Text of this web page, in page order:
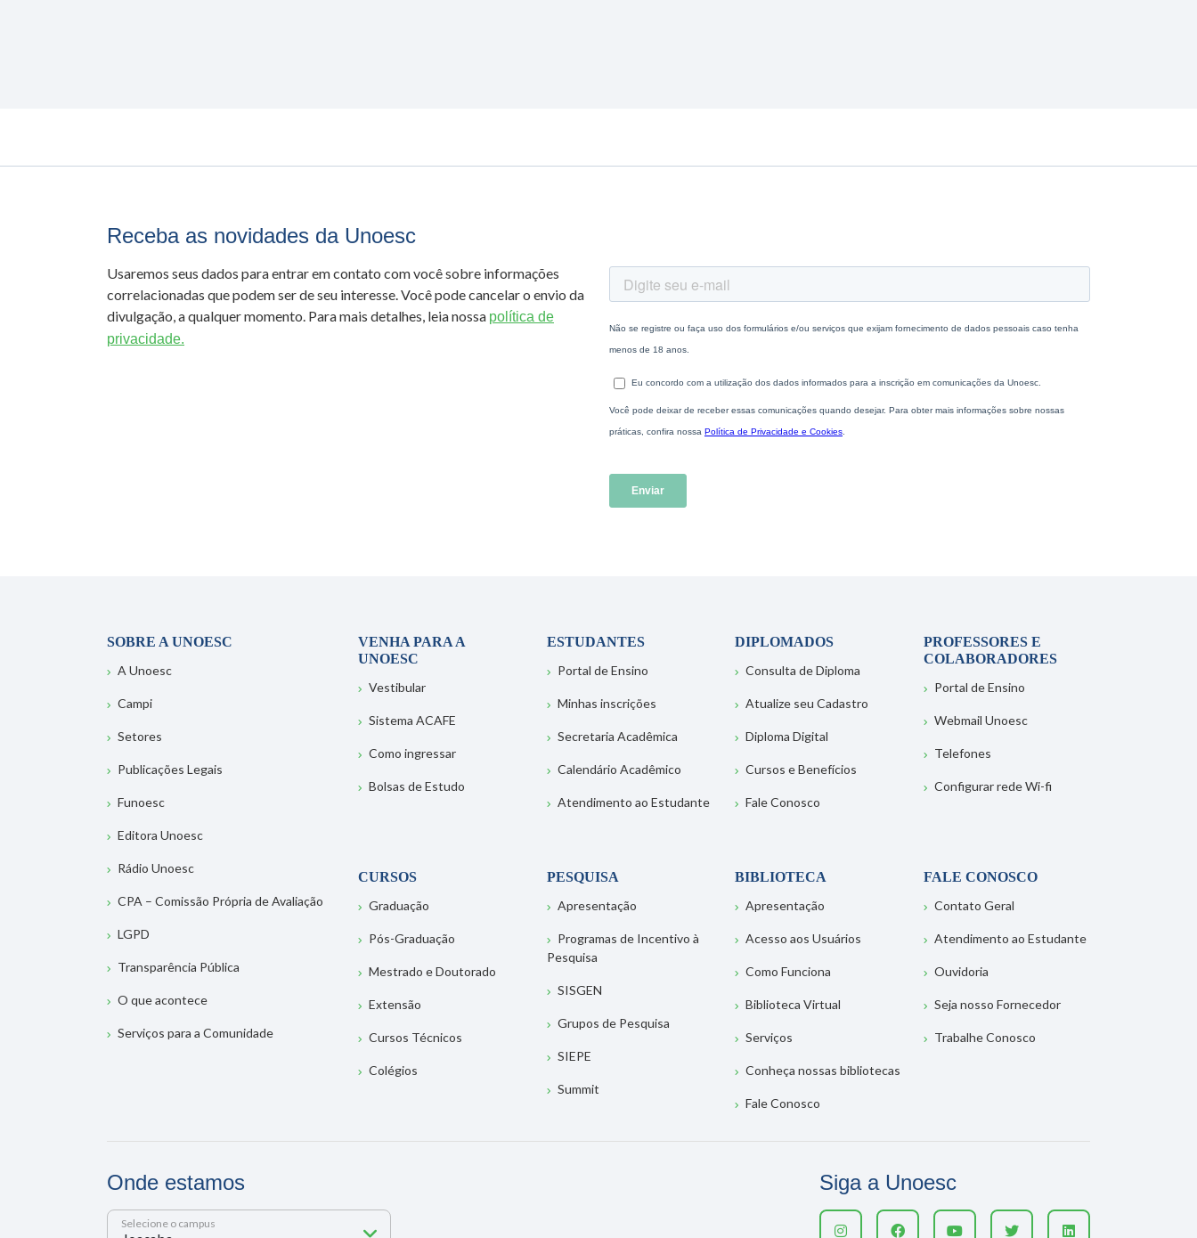
Receba as novidades da Unoesc
Usaremos seus dados para entrar em contato com você sobre informações
correlacionadas que podem ser de seu interesse. Você pode cancelar o envio da
divulgação, a qualquer momento. Para mais detalhes, leia nossa política de
privacidade.
SOBRE A UNOESC
A Unoesc
Campi
Setores
Publicações Legais
Funoesc
Editora Unoesc
Rádio Unoesc
CPA – Comissão Própria de Avaliação
LGPD
Transparência Pública
O que acontece
Serviços para a Comunidade
VENHA PARA A
UNOESC
Vestibular
Sistema ACAFE
Como ingressar
Bolsas de Estudo
ESTUDANTES
Portal de Ensino
Minhas inscrições
Secretaria Acadêmica
Calendário Acadêmico
Atendimento ao Estudante
DIPLOMADOS
Consulta de Diploma
Atualize seu Cadastro
Diploma Digital
Cursos e Benefícios
Fale Conosco
PROFESSORES E
COLABORADORES
Portal de Ensino
Webmail Unoesc
Telefones
Configurar rede Wi-fi
CURSOS
Graduação
Pós-Graduação
Mestrado e Doutorado
Extensão
Cursos Técnicos
Colégios
PESQUISA
Apresentação
Programas de Incentivo à
Pesquisa
SISGEN
Grupos de Pesquisa
SIEPE
Summit
BIBLIOTECA
Apresentação
Acesso aos Usuários
Como Funciona
Biblioteca Virtual
Serviços
Conheça nossas bibliotecas
Fale Conosco
FALE CONOSCO
Contato Geral
Atendimento ao Estudante
Ouvidoria
Seja nosso Fornecedor
Trabalhe Conosco
Onde estamos
Selecione o campus
Siga a Unoesc